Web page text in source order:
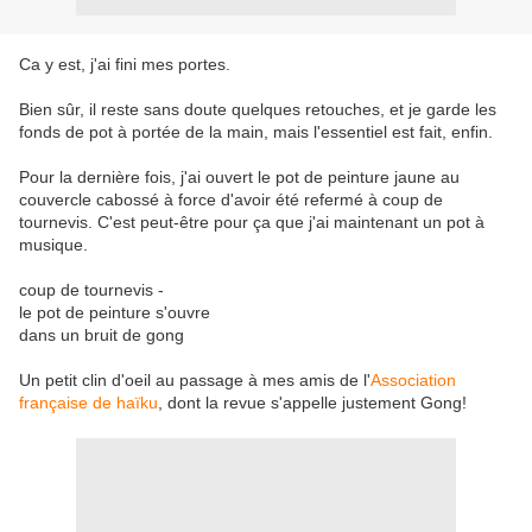
Ca y est, j'ai fini mes portes.
Bien sûr, il reste sans doute quelques retouches, et je garde les
fonds de pot à portée de la main, mais l'essentiel est fait, enfin.
Pour la dernière fois, j'ai ouvert le pot de peinture jaune au
couvercle cabossé à force d'avoir été refermé à coup de
tournevis. C'est peut-être pour ça que j'ai maintenant un pot à
musique.
coup de tournevis -
le pot de peinture s'ouvre
dans un bruit de gong
Un petit clin d'oeil au passage à mes amis de l'Association
française de haïku , dont la revue s'appelle justement Gong!